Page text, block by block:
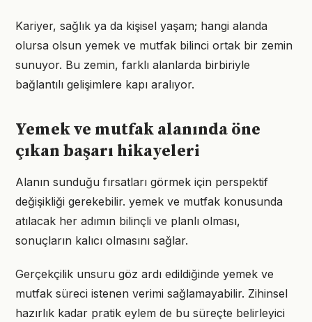
Kariyer, sağlık ya da kişisel yaşam; hangi alanda
olursa olsun yemek ve mutfak bilinci ortak bir zemin
sunuyor. Bu zemin, farklı alanlarda birbiriyle
bağlantılı gelişimlere kapı aralıyor.
Yemek ve mutfak alanında öne
çıkan başarı hikayeleri
Alanın sunduğu fırsatları görmek için perspektif
değişikliği gerekebilir. yemek ve mutfak konusunda
atılacak her adımın bilinçli ve planlı olması,
sonuçların kalıcı olmasını sağlar.
Gerçekçilik unsuru göz ardı edildiğinde yemek ve
mutfak süreci istenen verimi sağlamayabilir. Zihinsel
hazırlık kadar pratik eylem de bu süreçte belirleyici